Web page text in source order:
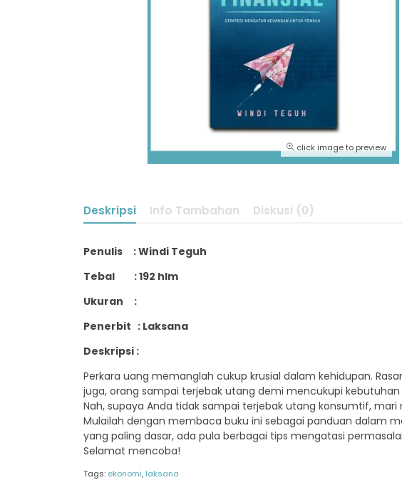
click image to preview
Deskripsi Info Tambahan Diskusi (0)
Penulis : Windi Teguh
Tebal : 192 hlm
Ukuran :
Penerbit : Laksana
Deskripsi :
Perkara uang memanglah cukup krusial dalam kehidupan.
juga, orang sampai terjebak utang demi mencukupi kebutuhan
Nah, supaya Anda tidak sampai terjebak utang konsumtif,
Mulailah dengan membaca buku ini sebagai panduan dalam
yang paling dasar, ada pula berbagai tips mengatasi
Selamat mencoba!
Tags: ekonomi, laksana